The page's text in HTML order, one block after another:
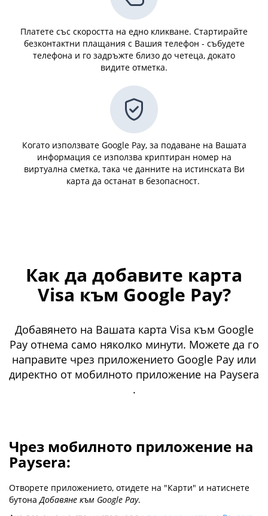
Платете със скоростта на едно кликване. Стартирайте
безконтактни плащания с Вашия телефон - събудете
телефона и го задръжте близо до четеца, докато
видите отметка.
Когато използвате Google Pay, за подаване на Вашата
информация се използва криптиран номер на
виртуална сметка, така че данните на истинската Ви
карта да останат в безопасност.
Как да добавите карта
Visa към Google Pay?
Добавянето на Вашата карта Visa към Google
Pay отнема само няколко минути. Можете да го
направите чрез приложението Google Pay или
директно от мобилното приложение на Paysera
.
Чрез мобилното приложение на
Paysera:
Отворете приложението, отидете на "Карти" и натиснете
бутона Добавяне към Google Pay.